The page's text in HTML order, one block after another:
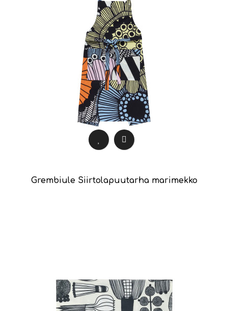
Grembiule Siirtolapuutarha marimekko